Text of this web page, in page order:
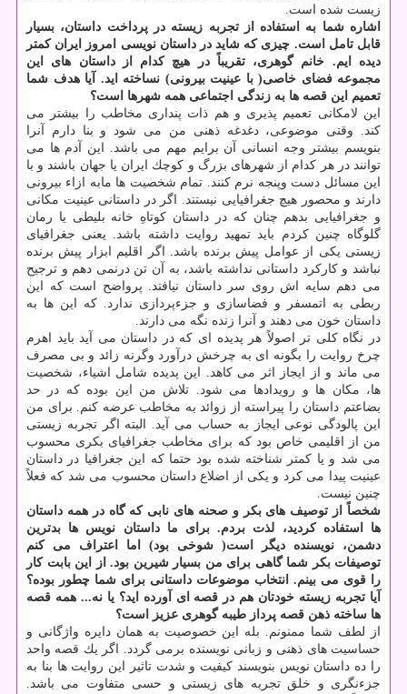
زیست شده است.
اشاره شما به استفاده از تجربه زیسته در پرداخت داستان، بسیار
قابل تامل است. چیزی كه شاید در داستان نویسی امروز ایران كمتر
دیده ایم. خانم گوهری، تقریباً در هیچ كدام از داستان های این
مجموعه فضای خاصی( با عینیت بیرونی) نساخته‎‎ اید. آیا هدف شما
تعمیم این قصه ها به زندگی اجتماعی همه شهرها است؟
این لامكانی تعمیم پذیری و هم ذات پنداری مخاطب را بیشتر می
كند. وقتی موضوعی، دغدغه ذهنی من می شود و بنا دارم آنرا
توانند در هر كدام از شهرهای بزرگ و كوچك ایران یا جهان باشند و با
این مسائل دست وپنجه نرم كنند. تمام شخصیت ها مابه ازاء بیرونی
دارند و محصور هیچ جغرافیایی نیستند. اگر در داستانی عینیت مكانی
و جغرافیایی بدهم چنان كه در داستان كوتاهِ خانه بلیطی یا رمان
گلوگاه چنین كردم باید تمهید روایت داشته باشد. یعنی جغرافیای
زیستی یكی از عوامل پیش برنده باشد. اگر اقلیم ابزار پیش برنده
نباشد و كاركرد داستانی نداشته باشد، به آن تن درنمی دهم و ترجیح
می دهم سایه اش روی سر داستان نیافتد. پرواضح است كه این
ربطی به اتمسفر و فضاسازی و جزءپردازی ندارد. كه این ها به
داستان خون می دهند و آنرا زنده نگه می دارند.
در نگاه كلی تر اصولاً هر پدیده ای كه در داستان می آید باید اهرم
چرخ روایت را بگونه ای به چرخش درآورد وگرنه زائد و بی مصرف
می ماند و از ایجاز اثر می كاهد. این پدیده شامل اشیاء، شخصیت
ها، مكان ها و رویدادها می شود. تلاش من این بوده كه در حد
بضاعتم داستان را پیراسته از زوائد به مخاطب عرضه كنم. برای من
این پالودگی نوعی ایجاز به حساب می آید. البته اگر تجربه زیستی
من از اقلیمی خاص بود كه برای مخاطب جغرافیای بكری محسوب
می شد و یا كمتر شناخته شده بود حتما كه این جغرافیا در داستان
عینیت پیدا می كرد و یكی از اضلاع داستان محسوب می شد كه فعلاً
چنین نیست.
شخصاً از توصیف های بكر و صحنه های نابی كه گاه در همه داستان
ها استفاده كردید، لذت بردم. برای ما داستان نویس ها بدترین
دشمن، نویسنده دیگر است( شوخی بود) اما اعتراف می كنم
توصیفات بكر شما گاهی برای من بسیار شیرین بود. از این بابت كار
را قوی می‎ بینم. انتخاب موضوعات داستانی برای شما چطور بوده؟
آیا تجربه زیسته خودتان هم در قصه ای آورده اید؟ یا نه... همه قصه
ها ساخته ذهن قصه پرداز طیبه گوهری عزیز است؟
از لطف شما ممنونم. بله این خصوصیت به همان دایره واژگانی و
حساسیت های ذهنی و زبانی نویسنده برمی گردد. اگر یك قصه واحد
را ده داستان نویس بنویسند كیفیت و شدت تاثیر این روایت ها بنا به
جزءنگری و خلق تجربه های زیستی و حسی متفاوت می باشد.